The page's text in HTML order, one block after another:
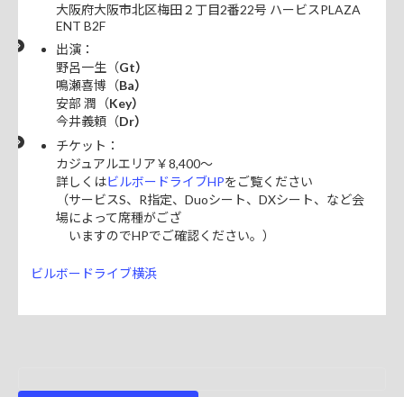
大阪府大阪市北区梅田２丁目2番22号 ハービスPLAZA
ENT B2F
出演：
野呂一生（Gt）
鳴瀬喜博（Ba）
安部 潤（Key）
今井義頼（Dr）
チケット：
カジュアルエリア￥8,400～
詳しくはビルボードライブHPをご覧ください
（サービスS、R指定、Duoシート、DXシート、など会
場によって席種がござ
いますのでHPでご確認ください。）
ビルボードライブ横浜